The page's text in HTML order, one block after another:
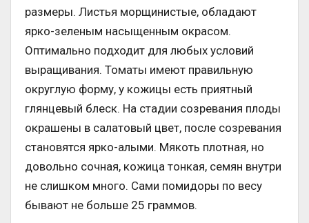
размеры. Листья морщинистые, обладают
ярко-зеленым насыщенным окрасом.
Оптимально подходит для любых условий
выращивания. Томаты имеют правильную
округлую форму, у кожицы есть приятный
глянцевый блеск. На стадии созревания плоды
окрашены в салатовый цвет, после созревания
становятся ярко-алыми. Мякоть плотная, но
довольно сочная, кожица тонкая, семян внутри
не слишком много. Сами помидоры по весу
бывают не больше 25 граммов.